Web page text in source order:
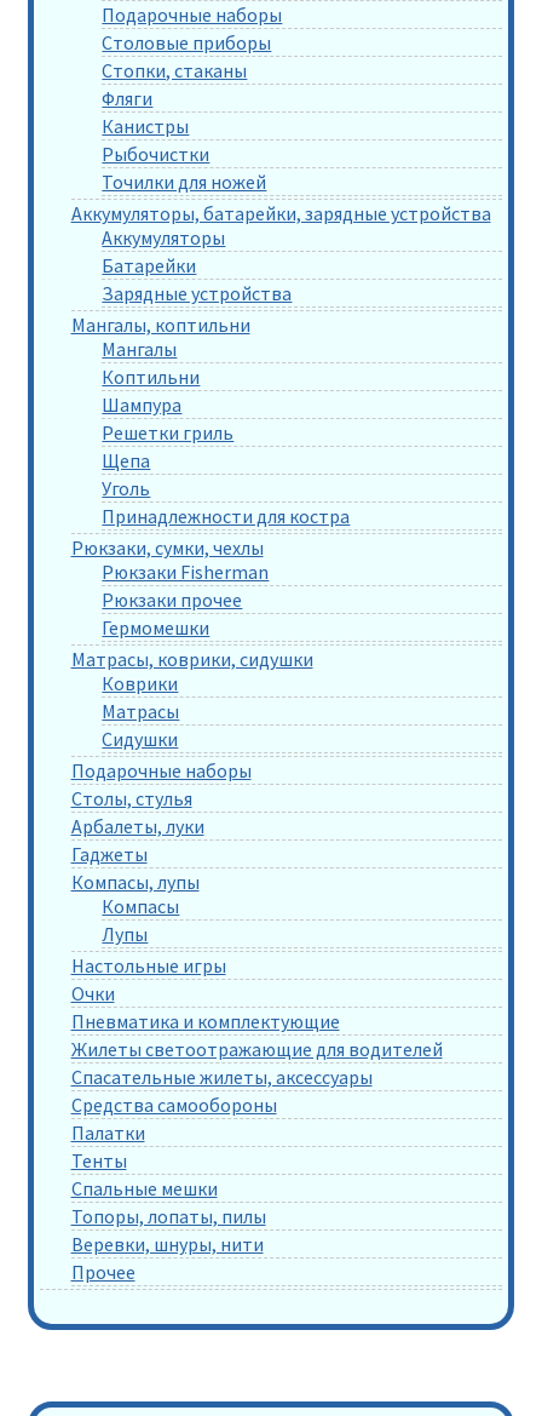
Подарочные наборы
Столовые приборы
Стопки, стаканы
Фляги
Канистры
Рыбочистки
Точилки для ножей
Аккумуляторы, батарейки, зарядные устройства
Аккумуляторы
Батарейки
Зарядные устройства
Мангалы, коптильни
Мангалы
Коптильни
Шампура
Решетки гриль
Щепа
Уголь
Принадлежности для костра
Рюкзаки, сумки, чехлы
Рюкзаки Fisherman
Рюкзаки прочее
Гермомешки
Матрасы, коврики, сидушки
Коврики
Матрасы
Сидушки
Подарочные наборы
Столы, стулья
Арбалеты, луки
Гаджеты
Компасы, лупы
Компасы
Лупы
Настольные игры
Очки
Пневматика и комплектующие
Жилеты светоотражающие для водителей
Спасательные жилеты, аксессуары
Средства самообороны
Палатки
Тенты
Спальные мешки
Топоры, лопаты, пилы
Веревки, шнуры, нити
Прочее